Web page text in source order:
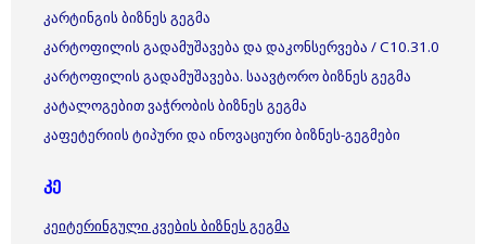
კარტინგის ბიზნეს გეგმა
კარტოფილის გადამუშავება და დაკონსერვება / C10.31.0
კარტოფილის გადამუშავება. საავტორო ბიზნეს გეგმა
კატალოგებით ვაჭრობის ბიზნეს გეგმა
კაფეტერიის ტიპური და ინოვაციური ბიზნეს-გეგმები
კე
კეიტერინგული კვების ბიზნეს გეგმა